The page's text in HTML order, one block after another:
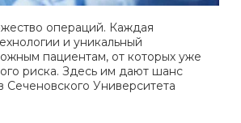
операций. Каждая
и уникальный
пациентам, от которых уже
риска. Здесь им дают шанс
Университета